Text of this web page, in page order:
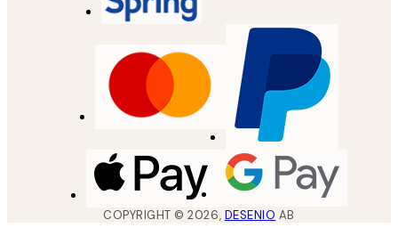
COPYRIGHT ©2026, DESENIO AB